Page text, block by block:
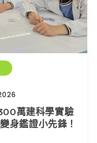
萬建科學實驗
身鑑證小先鋒！